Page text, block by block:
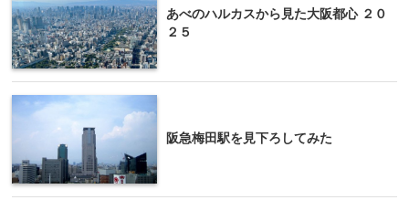
あべのハルカスから見た大阪都心 ２０
２５
阪急梅田駅を見下ろしてみた